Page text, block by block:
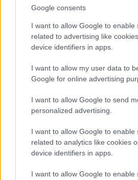
Google consents
I want to allow Google to enable
related to advertising like
device identifiers in apps.
I want to allow my user data to
Google for online advertising
I want to allow Google to send
personalized advertising.
I want to allow Google to enable
related to analytics like cookies
device identifiers in apps.
I want to allow Google to enable
di averla incrementata,
democrazia essendo la
provinciale non più eletta dai
riforma censurata come
dei Conti e dal Congresso
regionali del Consiglio
#CONFINDUSTRIA #DEL RIO
Pagina
Precedente